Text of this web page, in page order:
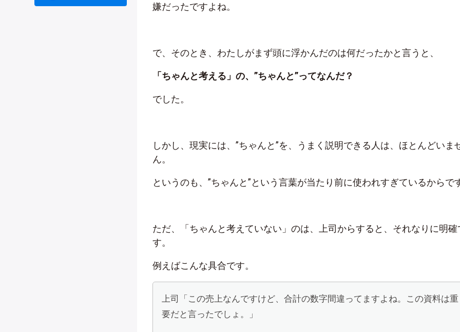
嫌だったですよね。
で、そのとき、わたしがまず頭に浮かんだのは何だったかと言うと、
「ちゃんと考える」の、”ちゃんと”ってなんだ？
でした。
しかし、現実には、”ちゃんと”を、うまく説明できる人は、ほとんどいま
ん。
というのも、”ちゃんと”という言葉が当たり前に使われすぎているからで
ただ、「ちゃんと考えていない」のは、上司からすると、それなりに明確
す。
例えばこんな具合です。
上司「この売上なんですけど、合計の数字間違ってますよね。この資料は重
要だと言ったでしょ。」